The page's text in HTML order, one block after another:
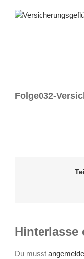
Inhalt
Folge032-
Hinterlasse
Du musst